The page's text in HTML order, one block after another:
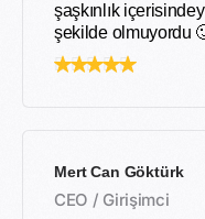
şaşkınlık
şekilde olmuyordu
Mert Can Göktürk
CEO / Girişimci